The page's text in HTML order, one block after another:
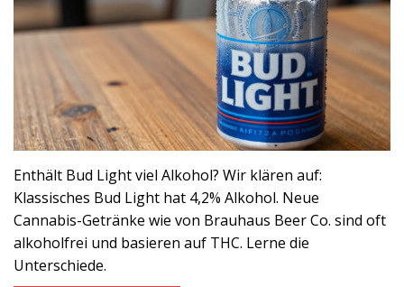
Enthält Bud Light viel Alkohol? Wir klären auf:
Klassisches Bud Light hat 4,2% Alkohol. Neue
Cannabis-Getränke wie von Brauhaus Beer Co. sind oft
alkoholfrei und basieren auf THC. Lerne die
Unterschiede.